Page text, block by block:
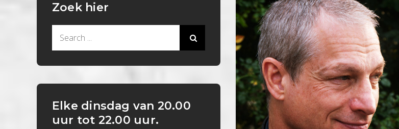
Zoek hier
Elke dinsdag van 20.00
uur tot 22.00 uur.